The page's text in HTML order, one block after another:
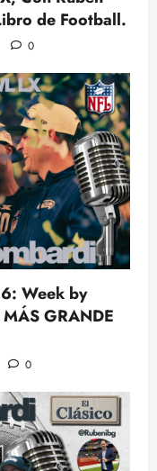
de Football.
0
Week by
GRANDE
0